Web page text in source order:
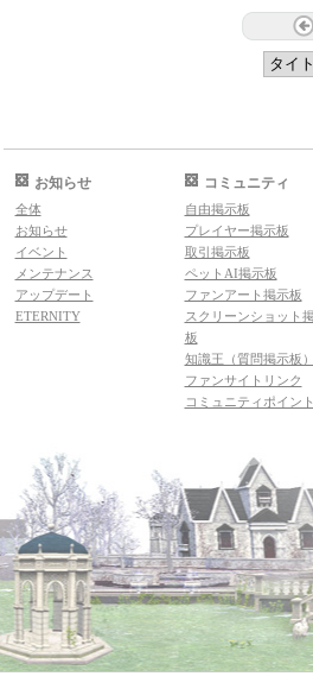
お知らせ
全体
お知らせ
イベント
メンテナンス
アップデート
ETERNITY
コミュニティ
自由掲示板
プレイヤー掲示板
取引掲示板
ペットAI掲示板
ファンアート掲示板
スクリーンショット
板
知識王（質問掲示板）
ファンサイトリンク
コミュニティポイント